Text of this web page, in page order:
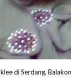
di Serdang,